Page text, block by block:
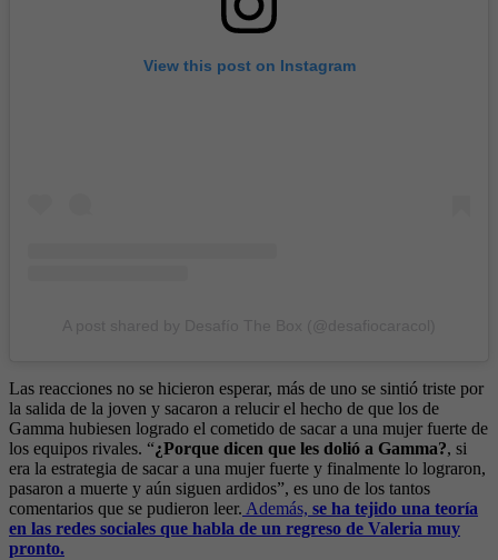
View this post on Instagram
Las reacciones no se hicieron esperar, más de uno se sintió triste por
la salida de la joven y sacaron a relucir el hecho de que los de
Gamma hubiesen logrado el cometido de sacar a una mujer fuerte de
los equipos rivales. “¿Porque dicen que les dolió a Gamma?, si
era la estrategia de sacar a una mujer fuerte y finalmente lo lograron,
pasaron a muerte y aún siguen ardidos”, es uno de los tantos
comentarios que se pudieron leer. Además, se ha tejido una teoría
en las redes sociales que habla de un regreso de Valeria muy
pronto.